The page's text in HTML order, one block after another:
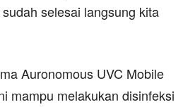
selesai langsung kita
Auronomous UVC Mobile
mampu melakukan disinfeksi